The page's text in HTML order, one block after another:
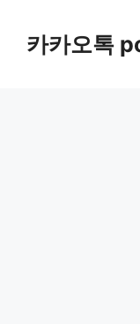
카카오톡